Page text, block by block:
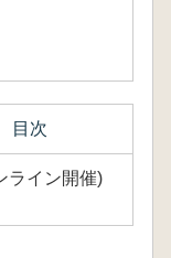
目次
ライン開催)